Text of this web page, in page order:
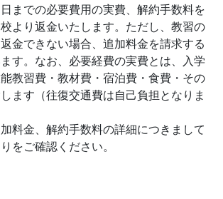
までの必要費用の実費、解約手数料を
より返金いたします。ただし、教習の
金できない場合、追加料金を請求する
す。なお、必要経費の実費とは、入学
教習費・教材費・宿泊費・食費・その
ます（往復交通費は自己負担となりま
料金、解約手数料の詳細につきまして
をご確認ください。